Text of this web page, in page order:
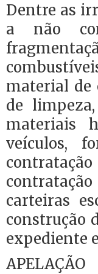
Dentre as
a não
material de
de
materiais
veículos,
carteiras
construção
expediente
APELAÇÃO